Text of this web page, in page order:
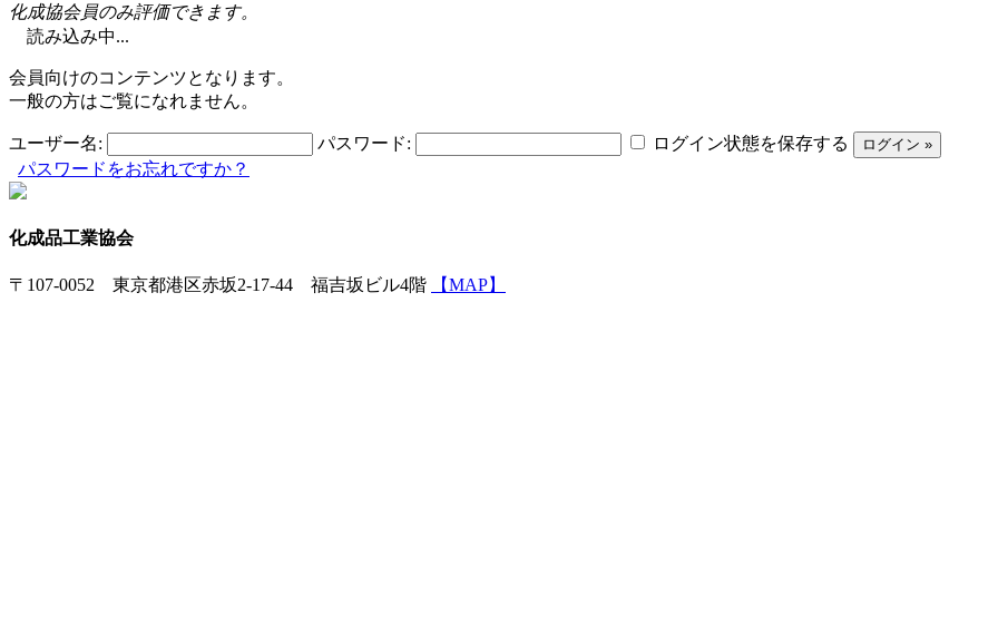
化成協会員のみ評価できます。
読み込み中...
会員向けのコンテンツとなります。
一般の方はご覧になれません。
ユーザー名: パスワード:
ログイン状態を保存する
パスワードをお忘れですか？
化成品工業協会
〒107-0052 東京都港区赤坂2-17-44 福吉坂ビル4階 【MAP】